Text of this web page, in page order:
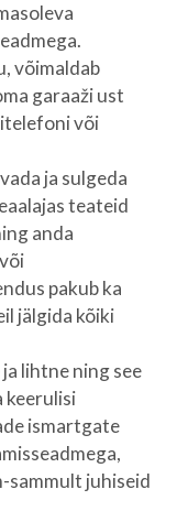
võimaldab
garaaži ust
või
ja sulgeda
teateid
anda
pakub ka
jälgida kõiki
lihtne ning see
keerulisi
ismartgate
sammult juhiseid